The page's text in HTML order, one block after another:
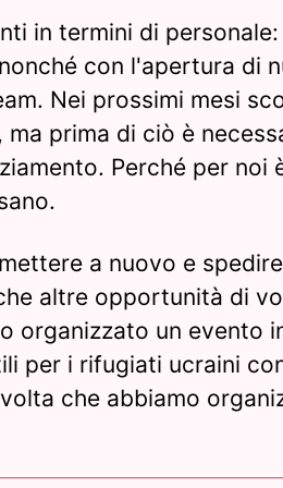
in termini di
con l'apertura di
Nei prossimi mesi
prima di ciò è
Perché per noi
a nuovo e
altre opportunità di
organizzato un evento
per i rifugiati ucraini
che abbiamo